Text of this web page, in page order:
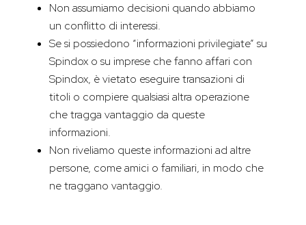
Non assumiamo decisioni quando abbiamo
un conflitto di interessi.
Se si possiedono “informazioni privilegiate” su
Spindox o su imprese che fanno affari con
Spindox, è vietato eseguire transazioni di
titoli o compiere qualsiasi altra operazione
che tragga vantaggio da queste
informazioni.
Non riveliamo queste informazioni ad altre
persone, come amici o familiari, in modo che
ne traggano vantaggio.